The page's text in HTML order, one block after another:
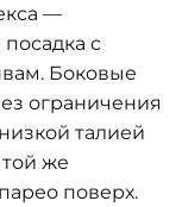
—
с
Боковые
ограничения
талией
же
поверх.